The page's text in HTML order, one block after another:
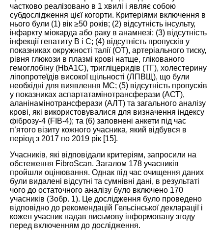
частково реалізовано в 1 хвилі і являє собою
субдослідження цієї когорти. Критеріями включення в
нього були (1) вік ≥50 років; (2) відсутність інсульту,
інфаркту міокарда або раку в анамнезі; (3) відсутність
інфекції гепатиту В і С; (4) відсутність пропусків у
показниках окружності талії (ОТ), артеріального тиску,
рівня глюкози в плазмі крові натще, глікованого
гемоглобіну (HbA1C), тригліцеридів (ТГ), холестерину
ліпопротеїдів високої щільності (ЛПВЩ), що були
необхідні для виявлення МС; (5) відсутність пропусків
у показниках аспартатамінотрансферази (АСТ),
аланінамінотрансферази (АЛТ) та загального аналізу
крові, які використовувалися для визначення індексу
фіброзу-4 (FIB-4); та (6) заповнені анкети під час
п’ятого візиту кожного учасника, який відбувся в
період з 2017 по 2019 рік [15].
Учасників, які відповідали критеріям, запросили на
обстеження FibroScan. Загалом 178 учасників
пройшли оцінювання. Однак під час очищення даних
були видалені відсутні та сумнівні дані, в результаті
чого до остаточного аналізу було включено 170
учасників (Зобр. 1). Це дослідження було проведено
відповідно до рекомендацій Гельсінської декларації і
кожен учасник надав письмову інформовану згоду
перед включенням до дослідження.